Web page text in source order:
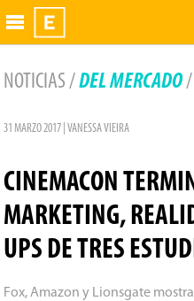
Exhibidor
NOTICIAS /DEL MERCADO/
31 MARZO 2017 | VANESSA VIEIRA
CINEMACON
MARKETING,
UPS DE TRES
Fox, Amazon y Lionsgate